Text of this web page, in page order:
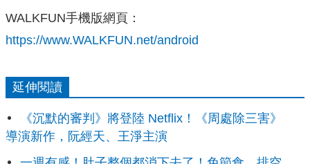
WALKFUN手機版網頁：
https://www.WALKFUN.net/android
延伸閱讀
《沉默的審判》將登陸 Netflix！《周處除三害》
導演新作，阮經天、王淨主演